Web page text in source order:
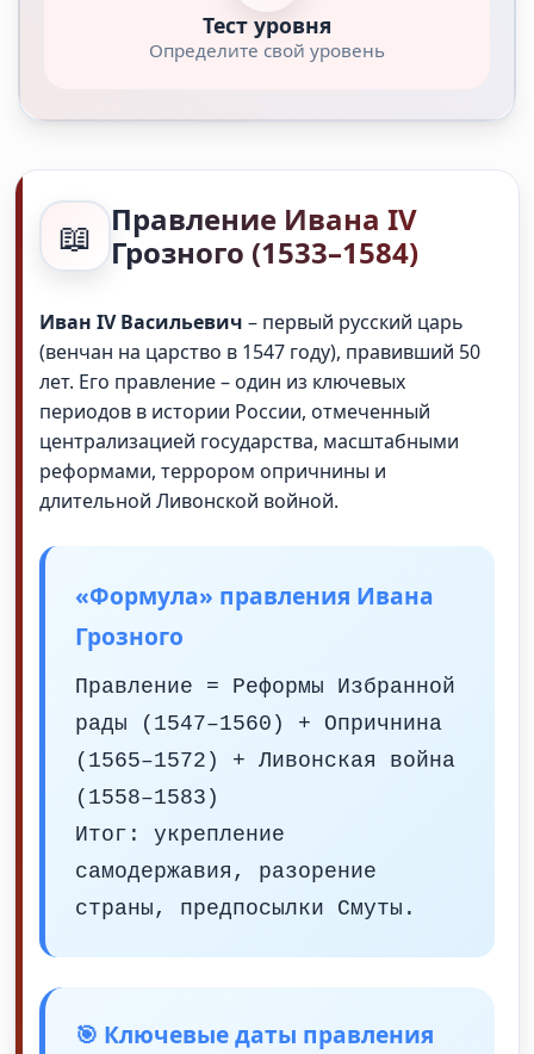
Тест уровня
Определите свой уровень
📖
Правление Ивана IV
Грозного (1533–1584)
Иван IV Васильевич – первый русский царь
(венчан на царство в 1547 году), правивший 50
лет. Его правление – один из ключевых
периодов в истории России, отмеченный
централизацией государства, масштабными
реформами, террором опричнины и
длительной Ливонской войной.
«Формула» правления Ивана
Грозного
Правление = Реформы Избранной
рады (1547–1560) + Опричнина
(1565–1572) + Ливонская война
(1558–1583)
Итог: укрепление
самодержавия, разорение
страны, предпосылки Смуты.
🎯 Ключевые даты правления